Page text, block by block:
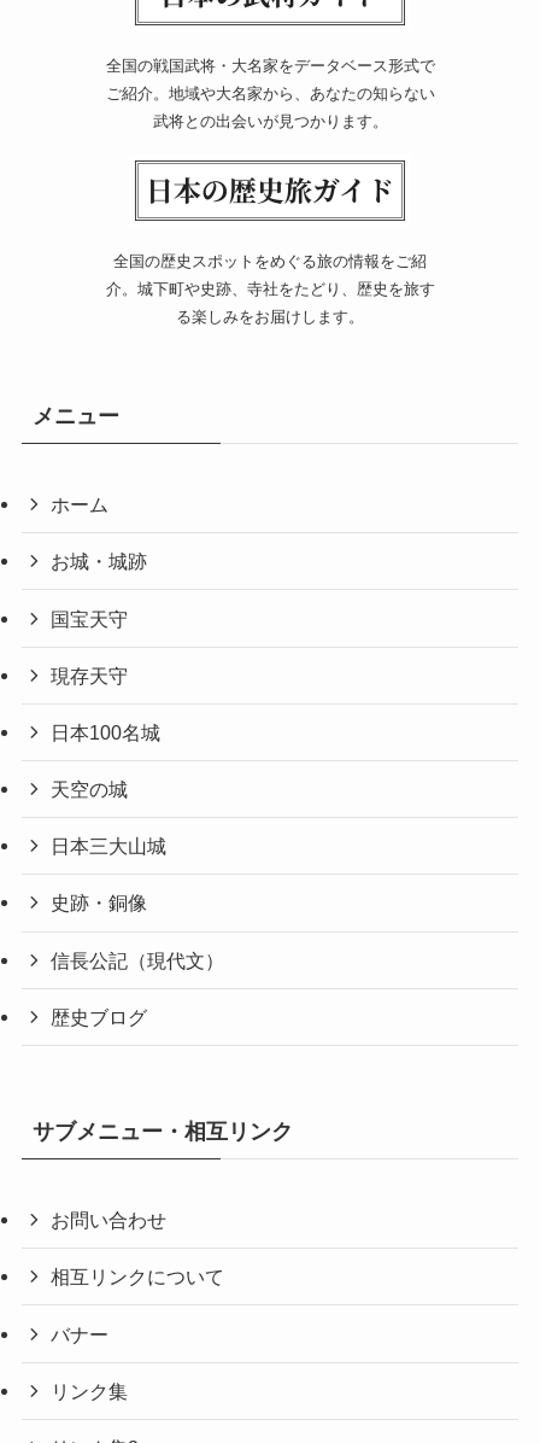
全国の戦国武将・大名家をデータベース形式で
ご紹介。地域や大名家から、あなたの知らない
武将との出会いが見つかります。
全国の歴史スポットをめぐる旅の情報をご紹
介。城下町や史跡、寺社をたどり、歴史を旅す
る楽しみをお届けします。
メニュー
ホーム
お城・城跡
国宝天守
現存天守
日本100名城
天空の城
日本三大山城
史跡・銅像
信長公記（現代文）
歴史ブログ
サブメニュー・相互リンク
お問い合わせ
相互リンクについて
バナー
リンク集